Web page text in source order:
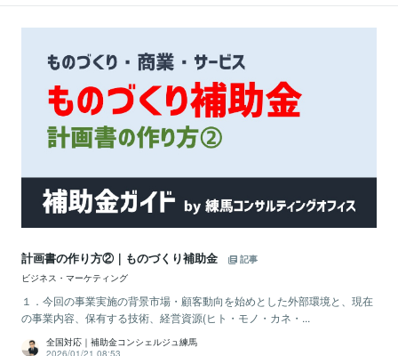
計画書の作り方②｜ものづくり補助金
記事
ビジネス・マーケティング
１．今回の事業実施の背景市場・顧客動向を始めとした外部環境と、現在
の事業内容、保有する技術、経営資源(ヒト・モノ・カネ・...
全国対応｜補助金コンシェルジュ練馬
2026/01/21 08:53